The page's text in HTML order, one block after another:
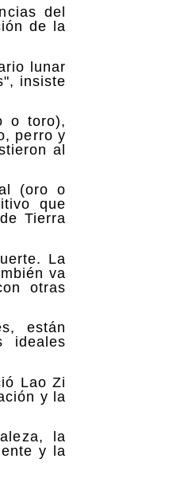
del
de la
lunar
insiste
o toro),
perro y
al
(oro o
que
Tierra
La
va
otras
están
ideales
Lao Zi
y la
la
y la